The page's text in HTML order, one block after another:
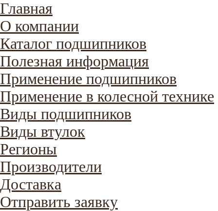
Главная
О компании
Каталог подшипников
Полезная информация
Применение подшипников
Применение в колесной технике
Виды подшипников
Виды втулок
Регионы
Производители
Доставка
Отправить заявку